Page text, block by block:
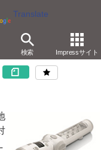
Translate
検索 Impressサイト
充電対応のLEDライト